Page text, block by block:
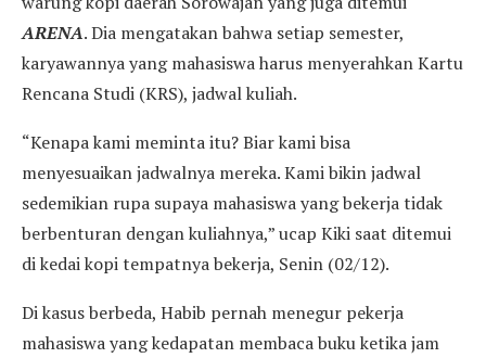
ARENA. Dia mengatakan bahwa setiap semester,
karyawannya yang mahasiswa harus menyerahkan Kartu
Rencana Studi (KRS), jadwal kuliah.
“Kenapa kami meminta itu? Biar kami bisa
menyesuaikan jadwalnya mereka. Kami bikin jadwal
sedemikian rupa supaya mahasiswa yang bekerja tidak
berbenturan dengan kuliahnya,” ucap Kiki saat ditemui
di kedai kopi tempatnya bekerja, Senin (02/12).
Di kasus berbeda, Habib pernah menegur pekerja
mahasiswa yang kedapatan membaca buku ketika jam